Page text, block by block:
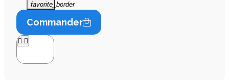
favorite_border
Commander
 